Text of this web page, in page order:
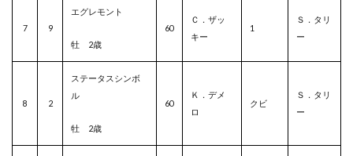
7 9
エグレモント
牡 2歳
60
Ｃ．ザッ
キー
1
Ｓ．タリ
ー
8 2
ステータスシンボ
ル
牡 2歳
60
Ｋ．デメ
ロ
クビ
Ｓ．タリ
ー